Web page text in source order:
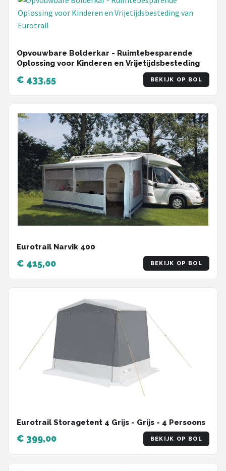
Opvouwbare Bolderkar - Ruimtebesparende
Oplossing voor Kinderen en Vrijetijdsbesteding
€ 433,55 BEKIJK OP BOL
Eurotrail Narvik 400
€ 415,00 BEKIJK OP BOL
Eurotrail Storagetent 4 Grijs - Grijs - 4 Persoons
€ 399,00 BEKIJK OP BOL